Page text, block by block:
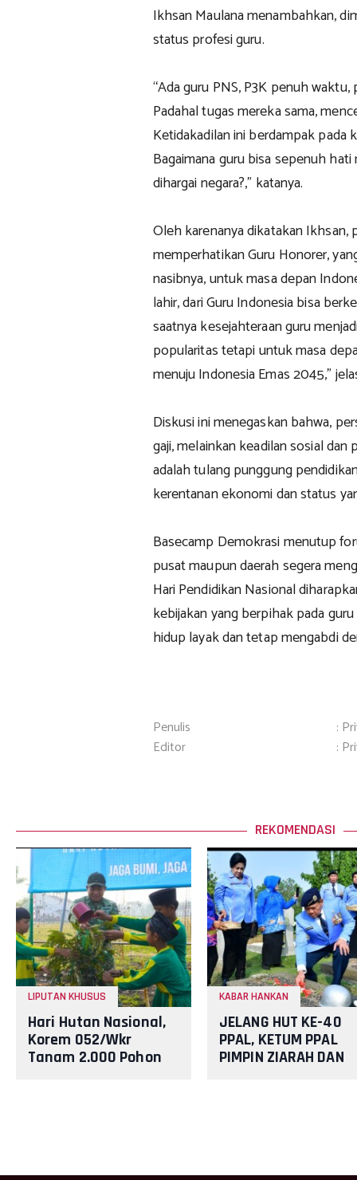
Ikhsan Maulana menambahkan,
status profesi guru.
“Ada guru PNS, P3K penuh
Padahal tugas mereka sama,
Ketidakadilan ini berdampak pada
Bagaimana guru bisa sepenuh
dihargai negara?,” katanya.
Oleh karenanya dikatakan
memperhatikan Guru Honorer,
nasibnya, untuk masa depan
lahir, dari Guru Indonesia bisa
saatnya kesejahteraan guru
popularitas tetapi untuk masa
menuju Indonesia Emas 2045,”
Diskusi ini menegaskan bahwa,
gaji, melainkan keadilan sosial
adalah tulang punggung
kerentanan ekonomi dan status
Basecamp Demokrasi menutup
pusat maupun daerah segera
Hari Pendidikan Nasional
kebijakan yang berpihak pada
hidup layak dan tetap mengabdi
Penulis
:
Editor
:
REKOMENDASI
LIPUTAN KHUSUS
Hari Hutan Nasional,
Korem 052/Wkr
Tanam 2.000 Pohon
KABAR HANKAN
JELANG HUT KE-40
PPAL, KETUM PPAL
PIMPIN ZIARAH DAN